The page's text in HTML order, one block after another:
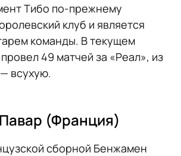
Тибо по-прежнему
клуб и является
команды. В текущем
49 матчей за «Реал», из
всухую.
(Франция)
сборной Бенжамен